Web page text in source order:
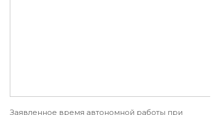
Заявленное время автономной работы при